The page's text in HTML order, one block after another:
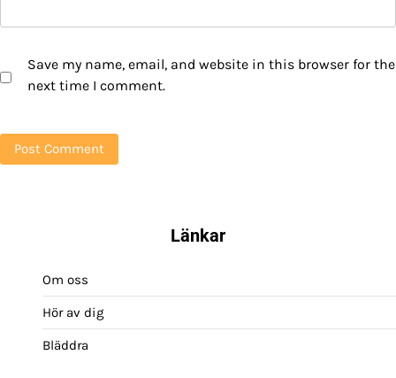
Save my name, email, and website in this browser for the
next time I comment.
Länkar
Om oss
Hör av dig
Bläddra